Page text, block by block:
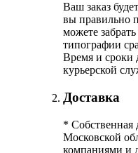
Ваш заказ
вы правильно
можете
типографии
Время и сроки
курьерской
Доставка
* Собственная
Московской
компаниями и